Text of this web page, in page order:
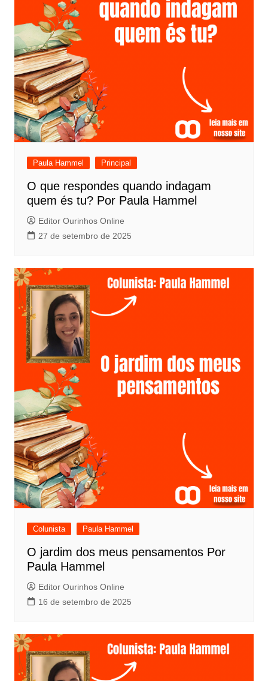
Paula Hammel Principal
O que respondes quando indagam
quem és tu? Por Paula Hammel
Editor Ourinhos Online
27 de setembro de 2025
Colunista Paula Hammel
O jardim dos meus pensamentos Por
Paula Hammel
Editor Ourinhos Online
16 de setembro de 2025